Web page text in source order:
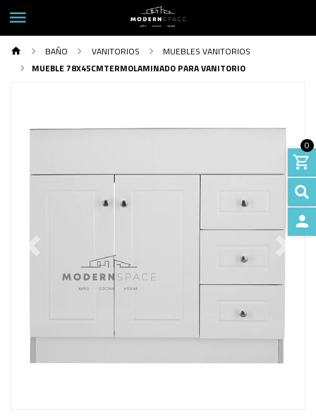
0
BAÑO VANITORIOS
MUEBLES VANITORIOS
MUEBLE 78X45CMTERMOLAMINADO PARA VANITORIO